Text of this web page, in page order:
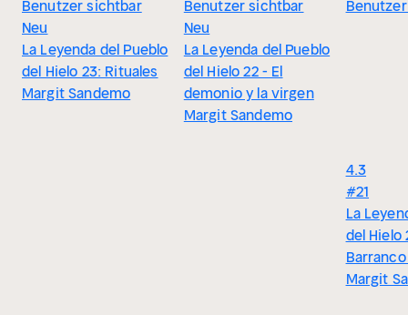
Benutzer sichtbar
Neu
La Leyenda del Pueblo
del Hielo 23: Rituales
Margit Sandemo
Benutzer sichtbar
Neu
La Leyenda del Pueblo
del Hielo 22 - El
demonio y la virgen
Margit Sandemo
4.3
#21
La
del Hielo
Margit